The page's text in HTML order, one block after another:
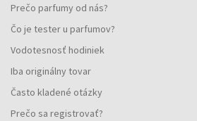
Prečo parfumy od nás?
Čo je tester u parfumov?
Vodotesnosť hodiniek
Iba originálny tovar
Často kladené otázky
Prečo sa registrovať?